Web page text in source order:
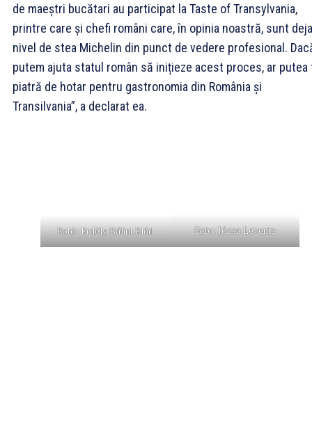
de maeștri bucătari au participat la Taste of Transylvania,
printre care și chefi români care, în opinia noastră, sunt
nivel de stea Michelin din punct de vedere profesional.
putem ajuta statul român să inițieze acest proces, ar putea
piatră de hotar pentru gastronomia din România și
Transilvania”, a declarat ea.
Fotó: Erdély Bálint Előd Foto: Józsa Levente